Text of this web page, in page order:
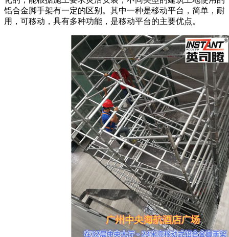
铝合金脚手架有一定的区别。其中一种是移动平台，简单，耐
用，可移动，具有多种功能，是移动平台的主要优点。